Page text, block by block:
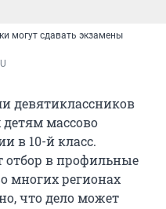
могут сдавать экзамены
девятиклассников
детям массово
в 10-й класс.
отбор в профильные
многих регионах
что дело может